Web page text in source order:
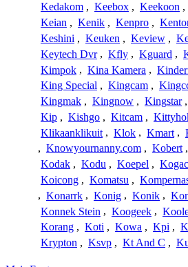
Kedakom , Keebox , Keekoon ,
Keian , Kenik , Kenpro ,
Keshini , Keuken , Keview ,
Keytech Dvr , Kfly , Kguard ,
Kimpok , Kina Kamera ,
King Special , Kingcam ,
Kingmak , Kingnow , Kingstar ,
Kip , Kishgo , Kitcam ,
Klikaanklikuit , Klok , Kmart ,
, Knowyournanny.com , Kobert ,
Kodak , Kodu , Koepel ,
Koicong , Komatsu ,
, Konarrk , Konig , Konik ,
Konnek Stein , Koogeek ,
Korang , Koti , Kowa , Kpi ,
Krypton , Ksvp , Kt And C ,